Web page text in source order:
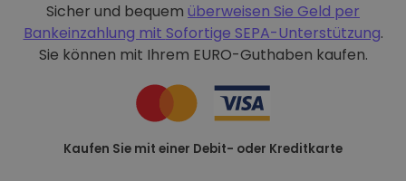
Sicher und bequem überweisen Sie Geld per
Bankeinzahlung mit Sofortige SEPA-Unterstützung.
Sie können mit Ihrem EURO-Guthaben kaufen.
Kaufen Sie mit einer Debit- oder Kreditkarte